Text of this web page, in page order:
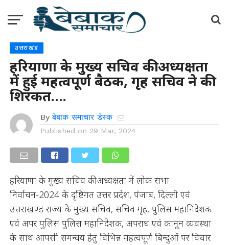
उत्तराखंड
हरियाणा के मुख्य सचिव की अध्यक्षता
में हुई महत्वपूर्ण बैठक, गृह सचिव ने की
शिरकत….
By बेबाक समाचार डेस्क
Published on 29 Mar, 2024
हरियाणा के मुख्य सचिव की अध्यक्षता में लोक सभा
निर्वाचन-2024 के दृष्टिगत उत्तर प्रदेश, पंजाब, दिल्ली एवं
उत्तराखण्ड राज्य के मुख्य सचिव, सचिव गृह, पुलिस महानिदेशक
एवं अपर पुलिस पुलिस महानिदेशक, अपराध एवं कानून व्यवस्था
के साथ आपसी समन्वय हेतु विभिन्न महत्वपूर्ण बिन्दुओं पर विचार